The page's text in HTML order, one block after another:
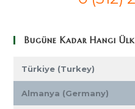
Bugüne Kadar Hangi
Türkiye (Turkey)
Almanya (Germany)